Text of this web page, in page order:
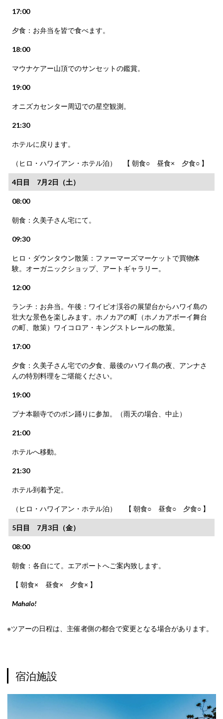
17:00
夕食：お弁当を皆で食べます。
18:00
マウナケアー山頂でのサンセットの鑑賞。
19:00
オニズカセンター周辺での星空観測。
21:30
ホテルに戻ります。
（ヒロ・ハワイアン・ホテル泊） 【 朝食○ 昼食× 夕食○ 】
4日目 7月2日（土）
08:00
朝食：久美子さん宅にて。
09:30
ヒロ・ダウンタウン散策：ファーマーズマーケットで買物体
験。オーガニックショップ、アートギャラリー。
12:00
ランチ：お弁当。午後：ワイピオ渓谷の展望台からハワイ島の
壮大な景色を楽しみます。ホノカアの町（ホノカアボーイ舞台
の町、散策）ワイコロア・キングストレールの散策。
17:00
夕食：久美子さん宅での夕食、最後のハワイ島の夜、アンナさ
んの特別料理をご堪能ください。
19:00
プナ本願寺でのボン踊りに参加。（雨天の場合、中止）
21:00
ホテルへ移動。
21:30
ホテル到着予定。
（ヒロ・ハワイアン・ホテル泊） 【 朝食○ 昼食○ 夕食○ 】
5日目 7月3日（金）
08:00
朝食：各自にて。エアポートへご案内致します。
【 朝食× 昼食× 夕食× 】
Mahalo!
※ツアーの日程は、主催者側の都合で変更となる場合があります。
宿泊施設